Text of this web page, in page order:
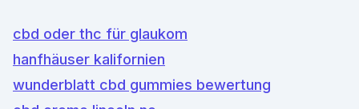
cbd oder thc für glaukom
hanfhäuser kalifornien
wunderblatt cbd gummies bewertung